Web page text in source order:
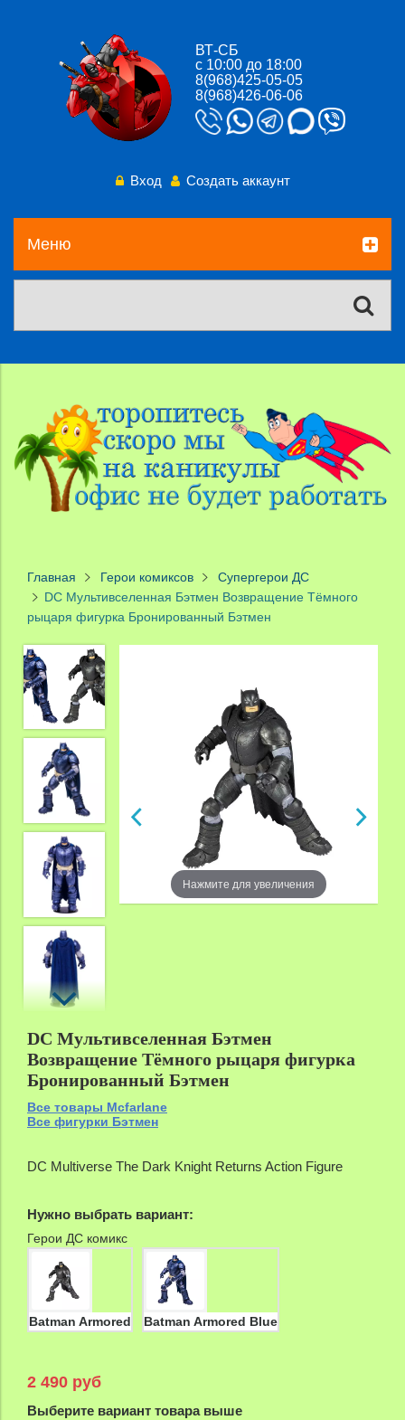
ВТ-СБ
с 10:00 до 18:00
8(968)425-05-05
8(968)426-06-06
Вход Создать аккаунт
Меню
Главная Герои комиксов
Супергерои ДС
DC Мультивселенная Бэтмен Возвращение Тёмного
рыцаря фигурка Бронированный Бэтмен
Нажмите для увеличения
DC Мультивселенная Бэтмен
Возвращение Тёмного рыцаря фигурка
Бронированный Бэтмен
Все товары Mcfarlane
Все фигурки Бэтмен
DC Multiverse The Dark Knight Returns Action Figure
Нужно выбрать вариант:
Герои ДС комикс
Batman Armored Batman Armored Blue
2 490 руб
Выберите вариант товара выше